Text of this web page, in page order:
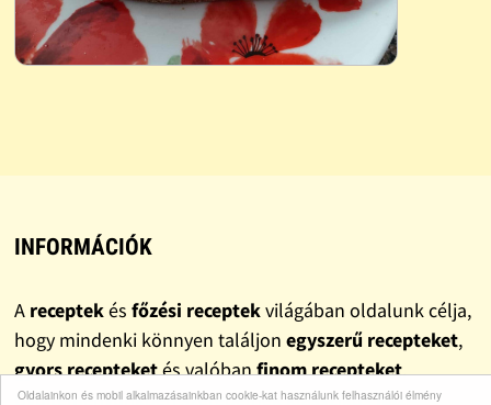
Oldalainkon és mobil alkalmazásainkban cookie-kat használunk felhasználói élmény
INFORMÁCIÓK
A receptekés főzési receptekvilágában oldalunk célja,
hogy mindenki könnyen találjon egyszerű recepteket,
gyors recepteketés valóbanfinom recepteket.
Gyűjteményünkben szerepelnek klasszikusházi